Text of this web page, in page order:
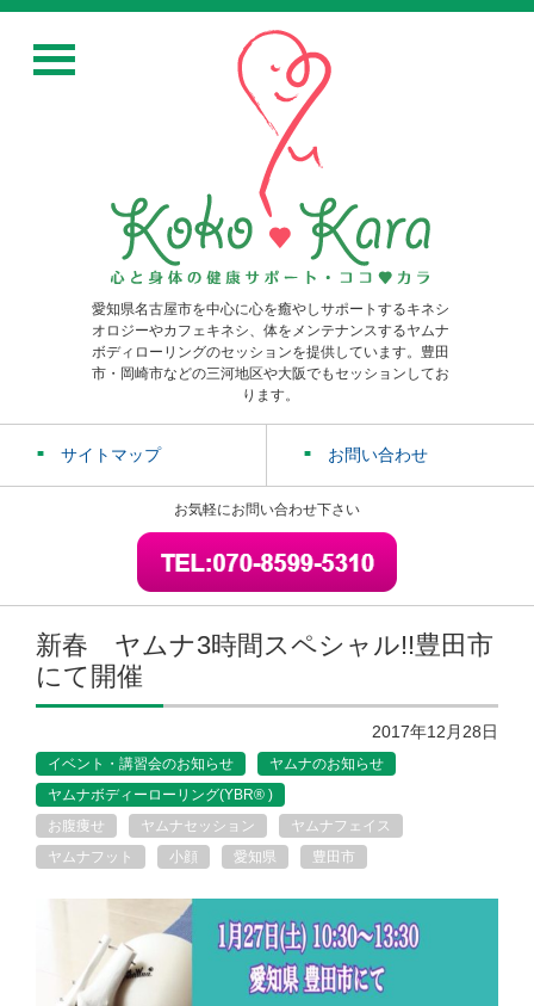
愛知県名古屋市を中心に心を癒やしサポートするキネシ
オロジーやカフェキネシ、体をメンテナンスするヤムナ
ボディローリングのセッションを提供しています。豊田
市・岡崎市などの三河地区や大阪でもセッションしてお
ります。
サイトマップ お問い合わせ
お気軽にお問い合わせ下さい
新春 ヤムナ3時間スペシャル!!豊田市
にて開催
2017年12月28日
イベント・講習会のお知らせ
ヤムナのお知らせ
ヤムナボディーローリング(YBR® )
お腹痩せ
ヤムナセッション
ヤムナフェイス
ヤムナフット
小顔 愛知県 豊田市